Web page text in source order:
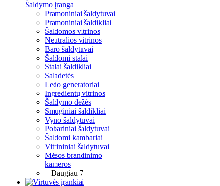
Šaldymo įranga
Pramoniniai šaldytuvai
Pramoniniai šaldikliai
Šaldomos vitrinos
Neutralios vitrinos
Baro šaldytuvai
Šaldomi stalai
Stalai šaldikliai
Saladetės
Ledo generatoriai
Ingredientų vitrinos
Šaldymo dežės
Smūginiai šaldikliai
Vyno šaldytuvai
Pobariniai šaldytuvai
Šaldomi kambariai
Vitrininiai šaldytuvai
Mėsos brandinimo
kameros
+ Daugiau 7